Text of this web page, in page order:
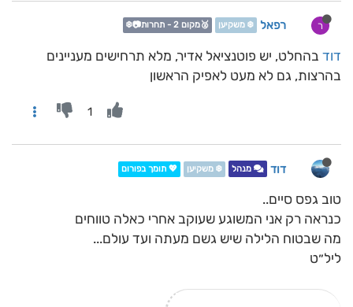
ר רפאל ❄️ משקיען 🥈מקום 2 - תחרות📷❄️
דוד בהחלט, יש פוטנציאל אדיר, מלא תרחישים מעניינים
בהרצות, גם לא מעט לאפיק הראשון
1
דוד מנהל ❄️ משקיען 💖 תומך בפורום
טוב גפס סיים..
כנראה רק אני המשוגע שעוקב אחרי כאלה טווחים
מה שבטוח הלילה שיש גשם מעתה ועד עולם...
ליל״ט